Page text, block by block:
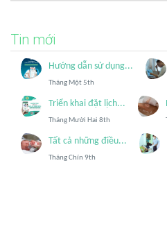
Tin mới
Hướng dẫn sử dụng...
Tháng Một 5th
Triển khai đặt lịch...
Tháng Mười Hai 8th
Tất cả những điều...
Tháng Chín 9th